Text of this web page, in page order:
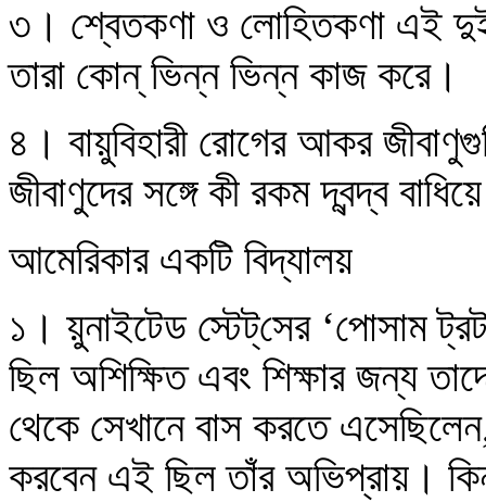
৩। শ্বেতকণা ও লোহিতকণা এই
তারা কোন্‌ ভিন্ন ভিন্ন কাজ করে।
৪। বায়ুবিহারী রোগের আকর
জীবাণুদের সঙ্গে কী রকম দ্বন্দ্ব
আমেরিকার একটি বিদ্যালয়
১। য়ুনাইটেড স্টেট্‌সের ‘পোসাম
ছিল অশিক্ষিত এবং শিক্ষার জন্য
থেকে সেখানে বাস করতে
করবেন এই ছিল তাঁর অভিপ্রায়।